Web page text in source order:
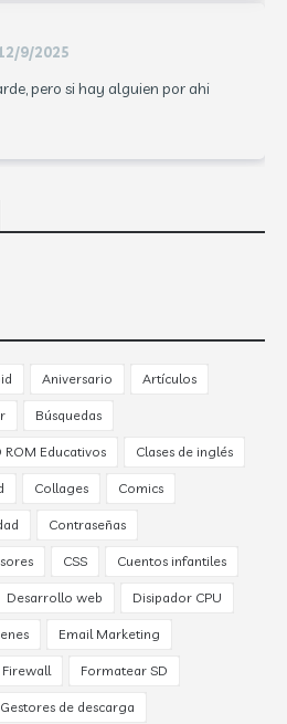
9/2025
pero si hay alguien por ahi
Aniversario Artículos
Búsquedas
ROM Educativos Clases de inglés
Collages Comics
Contraseñas
CSS Cuentos infantiles
Desarrollo web Disipador CPU
Email Marketing
Firewall Formatear SD
Gestores de descarga